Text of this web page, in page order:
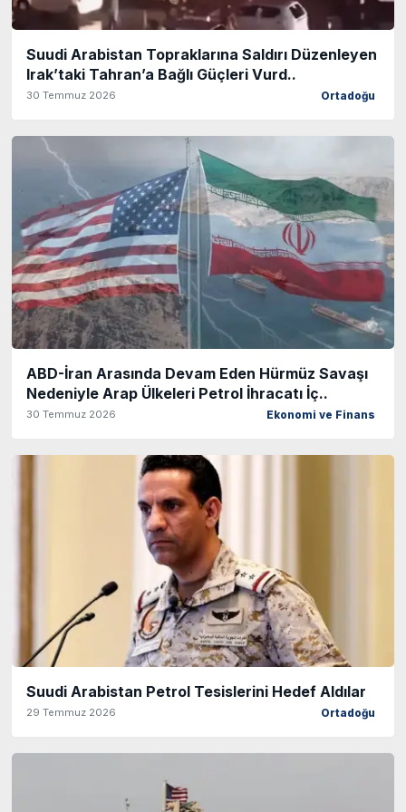
Suudi Arabistan Topraklarına Saldırı Düzenleyen
Irak’taki Tahran’a Bağlı Güçleri Vurd..
30 Temmuz 2026 Ortadoğu
ABD-İran Arasında Devam Eden Hürmüz Savaşı
Nedeniyle Arap Ülkeleri Petrol İhracatı İç..
30 Temmuz 2026 Ekonomi ve Finans
Suudi Arabistan Petrol Tesislerini Hedef Aldılar
29 Temmuz 2026 Ortadoğu